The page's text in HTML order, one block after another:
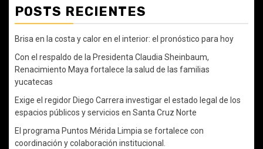
POSTS RECIENTES
Brisa en la costa y calor en el interior: el pronóstico para hoy
Con el respaldo de la Presidenta Claudia Sheinbaum,
Renacimiento Maya fortalece la salud de las familias
yucatecas
Exige el regidor Diego Carrera investigar el estado legal de los
espacios públicos y servicios en Santa Cruz Norte
El programa Puntos Mérida Limpia se fortalece con
coordinación y colaboración institucional.